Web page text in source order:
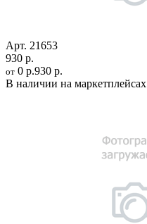
Арт. 21653
930 р.
от 0 р.930 р.
В наличии на маркетплейсах